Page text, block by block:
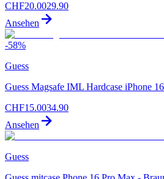
CHF20.0029.90
Ansehen
-58%
Guess
Guess Magsafe IML Hardcase iPhone
CHF15.0034.90
Ansehen
Guess